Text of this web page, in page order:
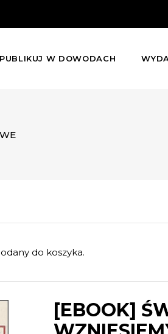
PUBLIKUJ W DOWODACH
do koszyka.
[EBOOK]